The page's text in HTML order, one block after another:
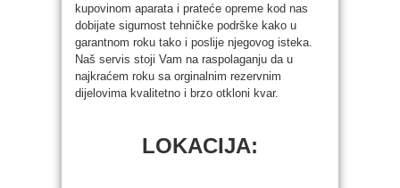
kupovinom aparata i prateće opreme kod nas
dobijate sigurnost tehničke podrške kako u
garantnom roku tako i poslije njegovog isteka.
Naš servis stoji Vam na raspolaganju da u
najkraćem roku sa orginalnim rezervnim
dijelovima kvalitetno i brzo otkloni kvar.
LOKACIJA: